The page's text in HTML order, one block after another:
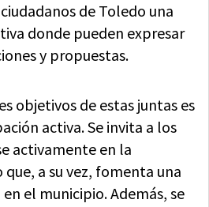
de Toledo una
donde pueden expresar
y propuestas.
objetivos de estas juntas es
activa. Se invita a los
activamente en la
a su vez, fomenta una
el municipio. Además, se